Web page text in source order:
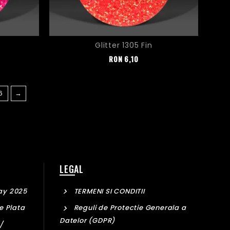
Glitter 1305 Fin
Pret
RON 6,10
→
2025
Plata
/
LEGAL
TERMENI SI CONDITII
Reguli de Protectie Generala a
Datelor (GDPR)